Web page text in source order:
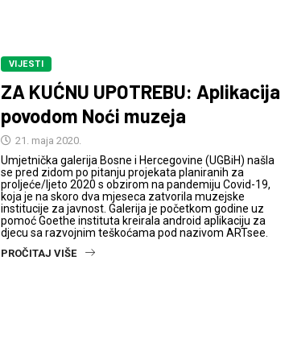
VIJESTI
ZA KUĆNU UPOTREBU: Aplikacija
povodom Noći muzeja
21. maja 2020.
Umjetnička galerija Bosne i Hercegovine (UGBiH) našla
se pred zidom po pitanju projekata planiranih za
proljeće/ljeto 2020 s obzirom na pandemiju Covid-19,
koja je na skoro dva mjeseca zatvorila muzejske
institucije za javnost. Galerija je početkom godine uz
pomoć Goethe instituta kreirala android aplikaciju za
djecu sa razvojnim teškoćama pod nazivom ARTsee.
PROČITAJ VIŠE